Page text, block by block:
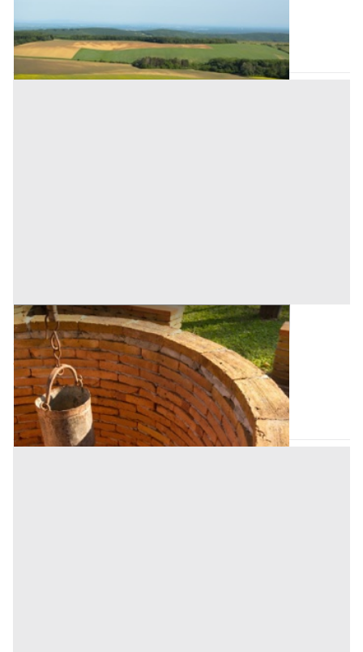
Codice asta:AV353547
Asta chiusa
Pozzo all'asta a Novara
Romagnano Sesia (Novara)
Offerta minima
384 € 512 €
Codice asta:BC432340
Asta chiusa